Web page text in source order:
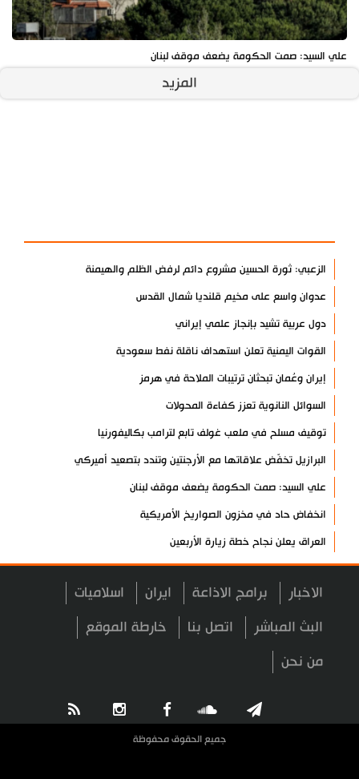
علي السيد: صمت الحكومة يضعف موقف لبنان
المزيد
الزعبي: ثورة الحسين مشروع دائم لرفض الظلم والهيمنة
عدوان واسع على مخيم قلنديا شمال القدس
دول عربية تشيد بإنجاز علمي إيراني
القوات اليمنية تعلن استهداف ناقلة نفط سعودية
إيران وعُمان تبحثان ترتيبات الملاحة في هرمز
السوائل النانوية تعزز كفاءة المحولات
توقيف مسلح في ملعب غولف تابع لترامب بكاليفورنيا
البرازيل تخفّض علاقاتها مع الأرجنتين وتندد بتصعيد أميركي
علي السيد: صمت الحكومة يضعف موقف لبنان
انخفاض حاد في مخزون الصواريخ الأمريكية
العراق يعلن نجاح خطة زيارة الأربعين
رضائي: إيران جاهزة للدفاع عن سيادتها
رئيس بلدية طهران يلتقي مع متولي العتبة الحسينية ومحافظ كربلاء
تقرير مصور.. مراسم عزاء الأربعين بجوار مكان استشهاد الإمام
فريق طبي إيراني ينقذ حياة طفل عراقي بأعجوبة+ فيديو
الشيخ قاسم: المقاومة مستمرة ما دام الاحتلال موجودا
حمادة: إيران تشكل لاعبا رئيسا على خارطة العالم
الاخبار برامج الاذاعة ايران اسلاميات
البث المباشر اتصل بنا خارطة الموقع
من نحن
جميع الحقوق محفوظة